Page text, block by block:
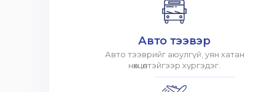
Авто тээвэр
Авто тээврийг аюулгүй, уян хатан
нөхцөлтэйгээр хүргэдэг.